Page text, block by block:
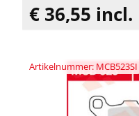
€ 36,55 incl.
Artikelnummer: MCB523SI